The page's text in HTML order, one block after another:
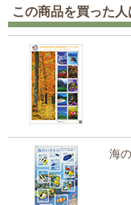
この商品を買った
海